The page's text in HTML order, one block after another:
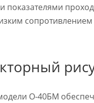
О-40БМ